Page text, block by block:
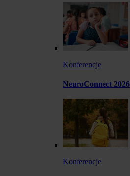
Konferencje
NeuroConnect 2026
Konferencje